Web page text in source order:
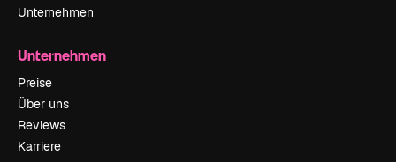
Unternehmen
Unternehmen
Preise
Über uns
Reviews
Karriere